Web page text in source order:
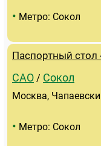
• Метро: Сокол
Паспортный
САО / Сокол
Москва,
• Метро: Сокол